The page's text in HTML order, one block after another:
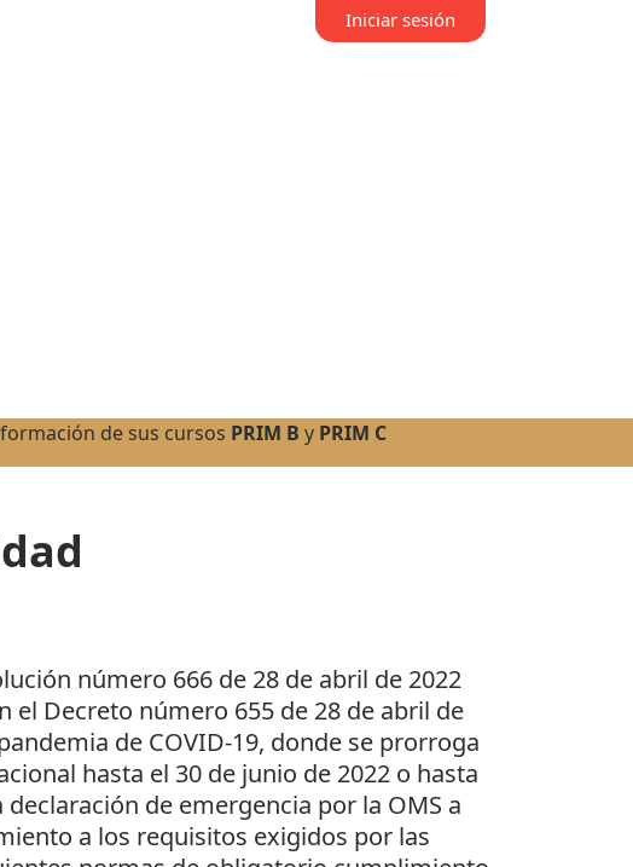
Iniciar sesión
de sus cursos PRIM B y PRIM C
número 666 de 28 de abril de 2022
el Decreto número 655 de 28 de abril de
de COVID-19, donde se prorroga
hasta el 30 de junio de 2022 o hasta
de emergencia por la OMS a
a los requisitos exigidos por las